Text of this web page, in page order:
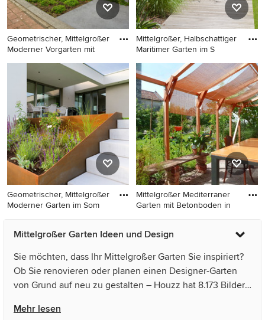
Geometrischer, Mittelgroßer
Moderner Vorgarten mit
Geometrischer, Mittelgroßer
Moderner Vorgarten mit
Hochbeet und Betonboden
in Essen
Mittelgroßer, Halbschattiger
Maritimer Garten im S
Mittelgroßer, Halbschattiger
Maritimer Garten im Sommer
mit Dielen in Bordeaux
Geometrischer, Mittelgroßer
Moderner Garten im Som
Geometrischer, Mittelgroßer
Moderner Garten im Sommer
Mittelgroßer Mediterraner
Garten mit Betonboden in
Mittelgroßer Mediterraner
Garten mit Betonboden in
Mittelgroßer Garten Ideen und Design
Sie möchten, dass Ihr Mittelgroßer Garten Sie inspiriert?
Ob Sie renovieren oder planen einen Designer-Garten
von Grund auf neu zu gestalten – Houzz hat 8.173 Bilder
dieses Landes, unter anderem von Accent du Sud und
Mehr lesen